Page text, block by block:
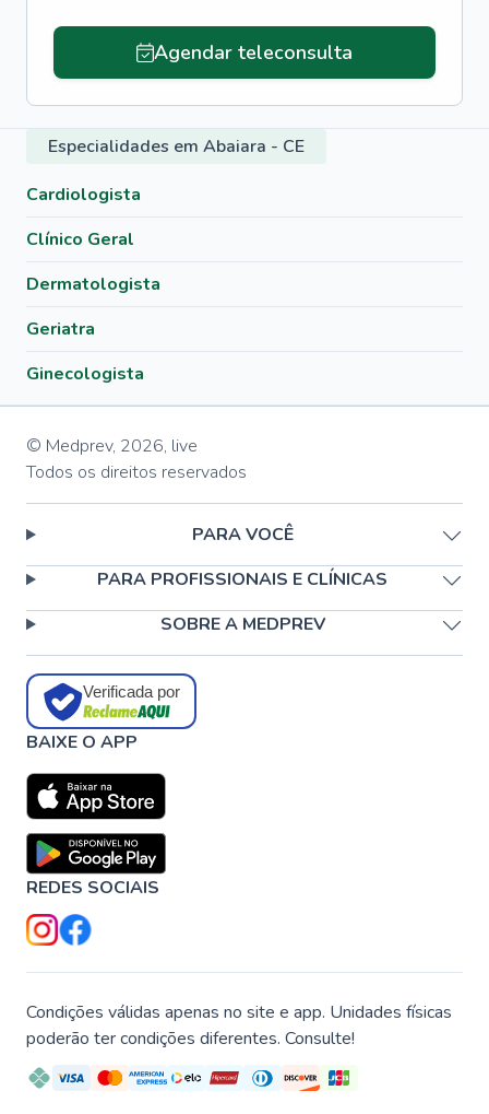
Agendar teleconsulta
Especialidades em Abaiara - CE
Cardiologista
Clínico Geral
Dermatologista
Geriatra
Ginecologista
© Medprev, 2026, live
Todos os direitos reservados
PARA VOCÊ
PARA PROFISSIONAIS E CLÍNICAS
SOBRE A MEDPREV
Verificada por
BAIXE O APP
REDES SOCIAIS
Condições válidas apenas no site e app. Unidades físicas
poderão ter condições diferentes. Consulte!